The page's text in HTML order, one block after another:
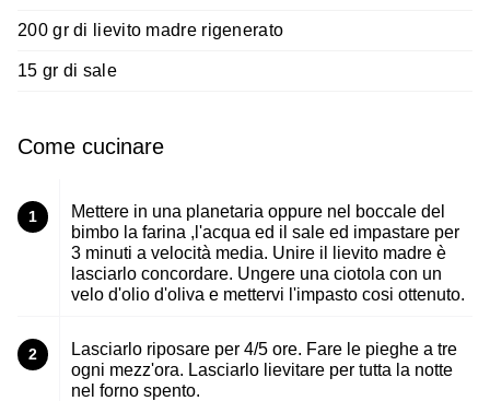
200 gr di lievito madre rigenerato
15 gr di sale
Come cucinare
1
Mettere in una planetaria oppure nel boccale del
bimbo la farina ,l'acqua ed il sale ed impastare per
3 minuti a velocità media. Unire il lievito madre è
lasciarlo concordare. Ungere una ciotola con un
velo d'olio d'oliva e mettervi l'impasto cosi ottenuto.
2
Lasciarlo riposare per 4/5 ore. Fare le pieghe a tre
ogni mezz'ora. Lasciarlo lievitare per tutta la notte
nel forno spento.